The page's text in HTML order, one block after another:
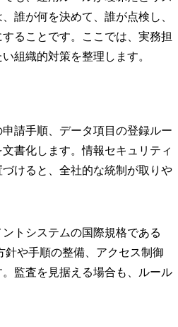
誰が何を決めて、誰が点検し、
ることです。ここでは、実務担
組織的対策を整理します。
請手順、データ項目の登録ルー
書化します。情報セキュリティ
けると、全社的な統制が取りや
トシステムの国際規格である
針や手順の整備、アクセス制御
監査を見据える場合も、ルール